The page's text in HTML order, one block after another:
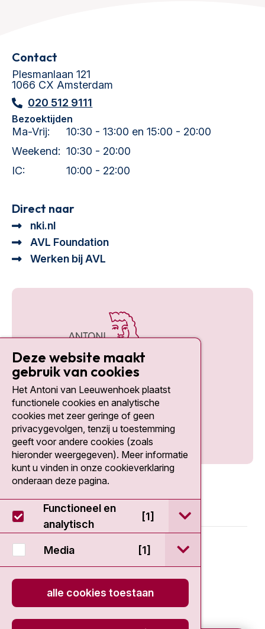
Contact
Plesmanlaan 121
1066 CX Amsterdam
020 512 9111
Bezoektijden
Ma-Vrij:
10:30 - 13:00 en 15:00 - 20:00
Weekend: 10:30 - 20:00
IC:
10:00 - 22:00
Direct naar
nki.nl
AVL Foundation
Werken bij AVL
Social media
© 2026 - Antoni van Leeuwenhoek
Disclaimer
Deze website maakt
gebruik van cookies
Het Antoni van Leeuwenhoek plaatst
functionele cookies en analytische
cookies met zeer geringe of geen
privacygevolgen, tenzij u toestemming
geeft voor andere cookies (zoals
hieronder weergegeven). Meer informatie
kunt u vinden in onze cookieverklaring
onderaan deze pagina.
Functioneel en
analytisch
[1] open / sluit
Media [1] open / sluit
alle cookies toestaan